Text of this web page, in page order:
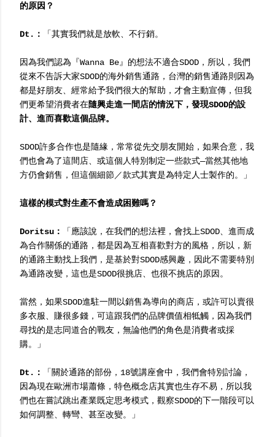
的原因？
Dt.： 「其實我們就是放軟、不行銷。
因為我們認為『Wanna Be』的想法不適合SDOD，所以，我們
從來不告訴大家SDOD的海外銷售通路，台灣的銷售通路則因為
都是好朋友、經常給予我們很大的幫助，才會主動宣傳，但我
們更希望消費者在隨興走進一間店的情況下，發現SDOD的設
計、進而喜歡這個品牌。
SDOD許多合作也是隨緣，常常從先交朋友開始，如果合意，我
們也會為了這間店、或這個人特別制定一些款式—當然其他地
方仍會銷售，但這個細節／款式其實是為特定人士製作的。」
這樣的模式對生產不會造成困難嗎？
Doritsu：
「應該說，在我們的想法裡，會找上SDOD、進而成
為合作關係的通路，都是因為互相喜歡對方的風格，所以，新
的通路主動找上我們，是基於對SDOD感興趣，因此不需要特別
為通路改變，這也是SDOD很挑店、也很不挑店的原因。
當然，如果SDOD進駐一間以銷售為導向的商店，或許可以賣很
多衣服、賺很多錢，可這跟我們的品牌價值相牴觸，因為我們
尋找的是志同道合的戰友，無論他們的角色是消費者或採
購。」
Dt.：
「關於通路的部份，18號講座會中，我們會特別討論，
因為現在歐洲市場蕭條，特色概念店其實也生存不易，所以我
們也在嘗試跳出產業既定思考模式，觀察SDOD的下一階段可以
如何調整、轉彎、甚至改變。」